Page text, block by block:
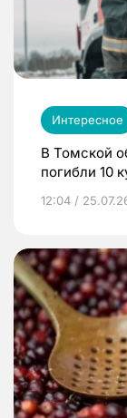
Интересное
В Томской
погибли 10
12:04 /